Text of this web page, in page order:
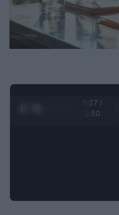
0:28 /
1:50